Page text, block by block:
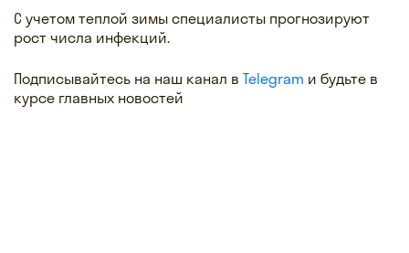
С учетом теплой зимы специалисты прогнозируют
рост числа инфекций.
Подписывайтесь на наш канал в Telegram и будьте в
курсе главных новостей